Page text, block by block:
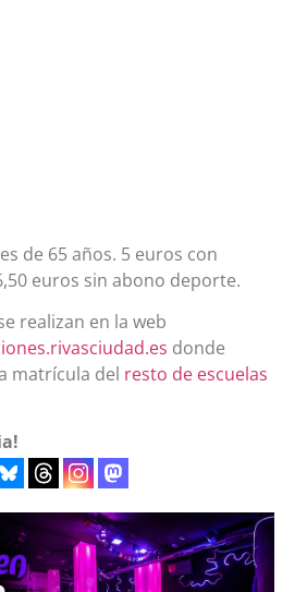
de 65 años. 5 euros con
euros sin abono deporte.
realizan en la web
donde
matrícula del resto de escuelas